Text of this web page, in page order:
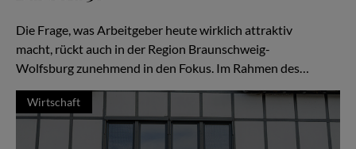
Die Frage, was Arbeitgeber heute wirklich attraktiv
macht, rückt auch in der Region Braunschweig-
Wolfsburg zunehmend in den Fokus. Im Rahmen des…
Wirtschaft